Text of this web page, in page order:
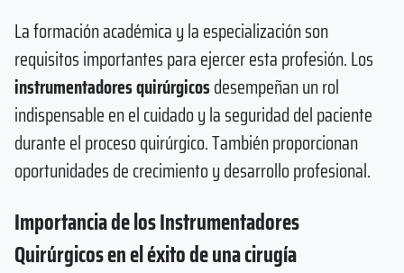
La formación académica y la especialización son
requisitos importantes para ejercer esta profesión. Los
instrumentadores quirúrgicosdesempeñan un rol
indispensable en el cuidado y la seguridad del paciente
durante el proceso quirúrgico. También proporcionan
oportunidades de crecimiento y desarrollo profesional.
Importancia de los Instrumentadores
Quirúrgicos en el éxito de una cirugía